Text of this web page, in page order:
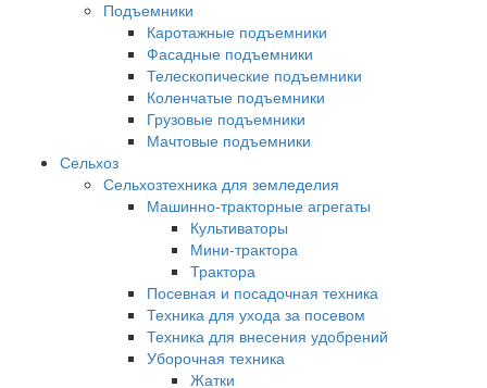
Подъемники
Каротажные подъемники
Фасадные подъемники
Телескопические подъемники
Коленчатые подъемники
Грузовые подъемники
Мачтовые подъемники
Сельхоз
Сельхозтехника для земледелия
Машинно-тракторные агрегаты
Культиваторы
Мини-трактора
Трактора
Посевная и посадочная техника
Техника для ухода за посевом
Техника для внесения удобрений
Уборочная техника
Жатки